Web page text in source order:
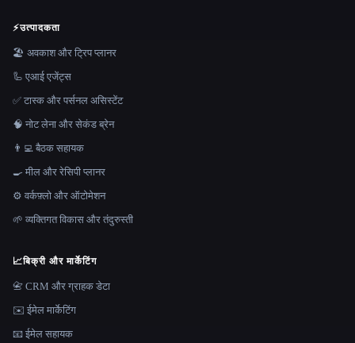
⚡उत्पादकता
🏖 अवकाश और ट्रिप प्लानर
🦾 एआई एजेंट्स
✅ टास्क और पर्सनल असिस्टेंट
🧠 नोट लेना और सेकंड ब्रेन
👨‍💻 बैठक सहायक
🍳 मील और रेसिपी प्लानर
⚙️ वर्कफ़्लो और ऑटोमेशन
🌱 व्यक्तिगत विकास और तंदुरुस्ती
📈बिक्री और मार्केटिंग
📇 CRM और ग्राहक डेटा
✉️ ईमेल मार्केटिंग
📧 ईमेल सहायक